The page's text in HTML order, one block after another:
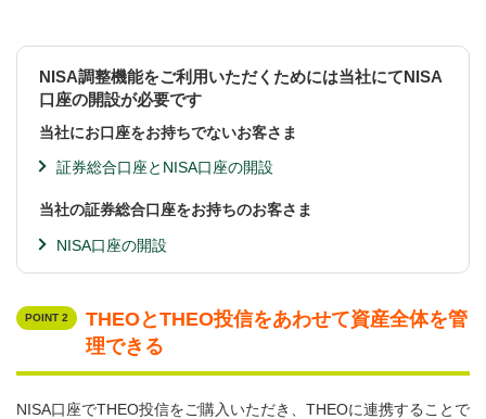
NISA調整機能をご利用いただくためには当社にてNISA
口座の開設が必要です
当社にお口座をお持ちでないお客さま
証券総合口座とNISA口座の開設
当社の証券総合口座をお持ちのお客さま
NISA口座の開設
POINT 2
THEOとTHEO投信をあわせて資産全体を管
理できる
NISA口座でTHEO投信をご購入いただき、THEOに連携することで